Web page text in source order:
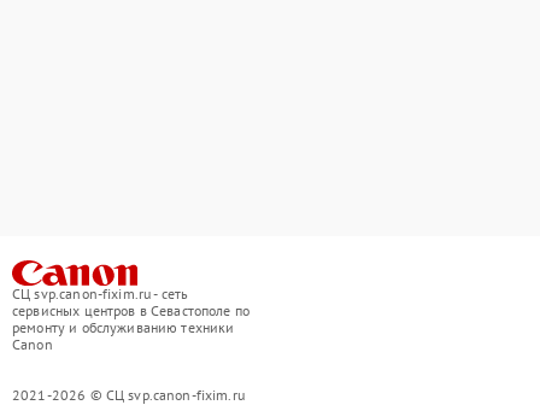
СЦ svp.canon-fixim.ru - сеть
сервисных центров в Севастополе по
ремонту и обслуживанию техники
Canon
2021-2026 © СЦ svp.canon-fixim.ru